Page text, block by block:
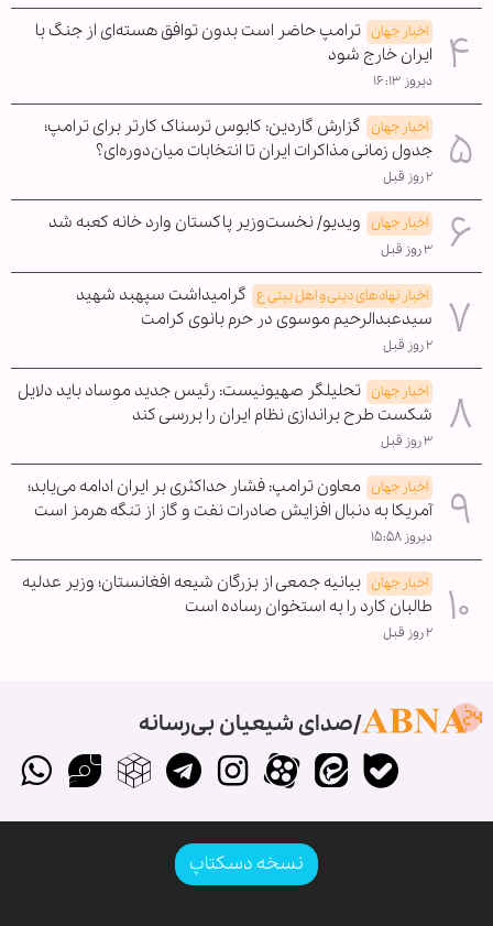
اخبار جهان ترامپ حاضر است بدون توافق هسته‌ای از جنگ با
ایران خارج شود
دیروز ۱۶:۱۳
اخبار جهان گزارش گاردین: کابوس ترسناک کارتر برای ترامپ؛
جدول زمانی مذاکرات ایران تا انتخابات میان‌دوره‌ای؟
۲ روز قبل
اخبار جهان ویدیو/ نخست‌وزیر پاکستان وارد خانه کعبه شد
۳ روز قبل
اخبار نهادهای دینی و اهل بیتی ع گرامیداشت سپهبد شهید
سیدعبدالرحیم موسوی در حرم بانوی کرامت
۲ روز قبل
اخبار جهان تحلیلگر صهیونیست: رئیس جدید موساد باید دلایل
شکست طرح براندازی نظام ایران را بررسی کند
۳ روز قبل
اخبار جهان معاون ترامپ: فشار حداکثری بر ایران ادامه می‌یابد؛
آمریکا به دنبال افزایش صادرات نفت و گاز از تنگه هرمز است
دیروز ۱۵:۵۸
اخبار جهان بیانیه جمعی از بزرگان شیعه افغانستان؛ وزیر عدلیه
طالبان کارد را به استخوان رساده است
۲ روز قبل
صدای شیعیان بی‌رسانه
نسخه دسکتاپ